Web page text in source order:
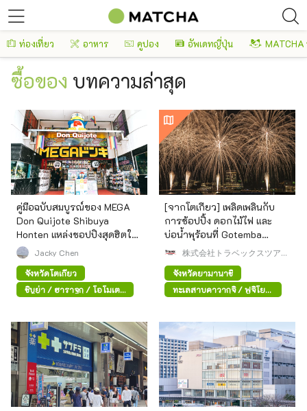
ท่องเที่ยว อาหาร คูปอง อัพเดทญี่ปุ่น
ซื้อของ บทความล่าสุด
คู่มือฉบับสมบูรณ์ของ MEGA
Don Quijote Shibuya
Honten แหล่งชอปปิงสุดฮิตใน
ชิบูย่าJacky Chen
จังหวัดโตเกียว
ชิบูย่า / ฮาราจูกุ / โอโมเตะ
ซันโด
[จากโตเกียว] เพลิดเพลินกับ
การช้อปปิ้ง ดอกไม้ไฟ และ
บ่อน้ำพุร้อนที่ Gotemba
Outlets และเทศกาลดอกไม้ไฟ
株式会社トラベックスツアー
จังหวัดยามานาชิ
ทะเลสาบคาวากุจิ / ฟูจิโยชิ
ดะ